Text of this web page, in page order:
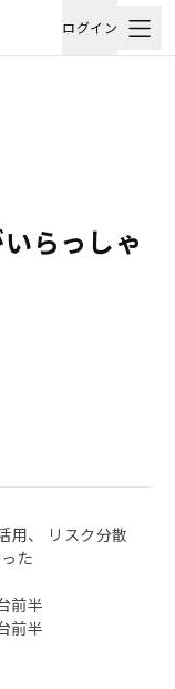
ログイン
らっしゃ
用、 リスク分散
た
前半
前半